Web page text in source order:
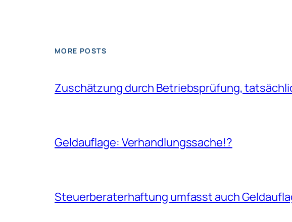
MORE POSTS
Zuschätzung durch Betriebsprüfung,
Geldauflage: Verhandlungssache!?
Steuerberaterhaftung umfasst auch